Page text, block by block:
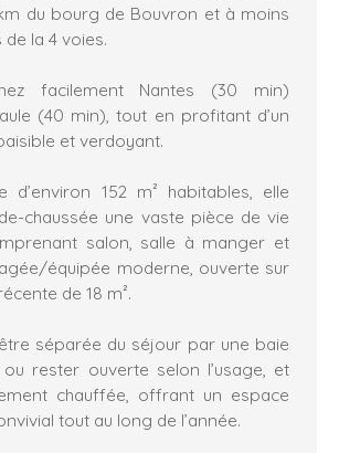
du bourg de Bouvron et à moins
de la 4 voies.
facilement Nantes (30 min)
(40 min), tout en profitant d’un
et verdoyant.
d’environ 152 m² habitables, elle
chaussée une vaste pièce de vie
salon, salle à manger et
équipée moderne, ouverte sur
de 18 m².
séparée du séjour par une baie
rester ouverte selon l’usage, et
chauffée, offrant un espace
tout au long de l’année.